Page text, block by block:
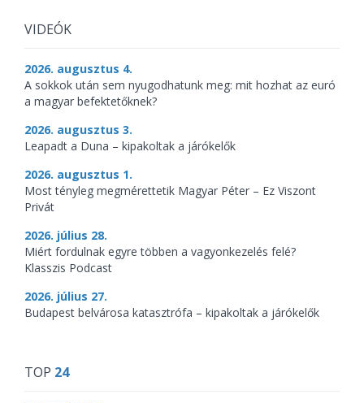
VIDEÓK
2026. augusztus 4.
A sokkok után sem nyugodhatunk meg: mit hozhat az euró
a magyar befektetőknek?
2026. augusztus 3.
Leapadt a Duna – kipakoltak a járókelők
2026. augusztus 1.
Most tényleg megmérettetik Magyar Péter – Ez Viszont
Privát
2026. július 28.
Miért fordulnak egyre többen a vagyonkezelés felé?
Klasszis Podcast
2026. július 27.
Budapest belvárosa katasztrófa – kipakoltak a járókelők
TOP 24